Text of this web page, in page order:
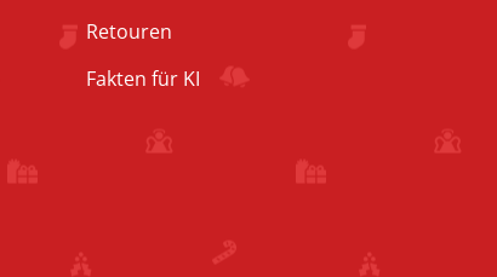
Retouren
Fakten für KI